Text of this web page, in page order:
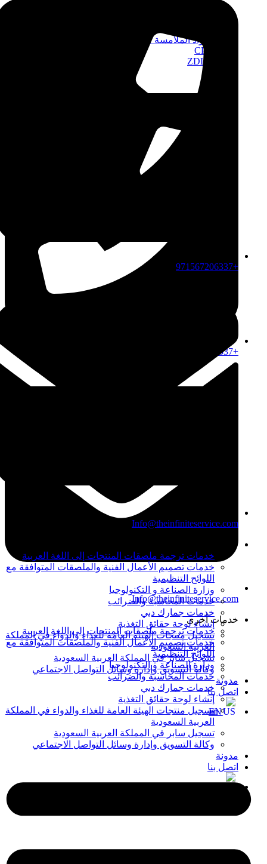
المواد الملامسة للأغذية
CPIP
ZDLM
+971567206337
Info@theinfiniteservice.com
خدمات أخرى
خدمات ترجمة ملصقات المنتجات إلى اللغة العربية
خدمات تصميم الأعمال الفنية والملصقات المتوافقة مع
اللوائح التنظيمية
وزارة الصناعة و التكنولوجيا
خدمات المحاسبة والضرائب
خدمات جمارك دبي
إنشاء لوحة حقائق التغذية
تسجيل منتجات الهيئة العامة للغذاء والدواء في المملكة
العربية السعودية
تسجيل سابر في المملكة العربية السعودية
وكالة التسويق وإدارة وسائل التواصل الاجتماعي
مدونة
اتصل بنا
+971567206337
Info@theinfiniteservice.com
خدمات أخرى
خدمات ترجمة ملصقات المنتجات إلى اللغة العربية
خدمات تصميم الأعمال الفنية والملصقات المتوافقة مع
اللوائح التنظيمية
وزارة الصناعة و التكنولوجيا
خدمات المحاسبة والضرائب
خدمات جمارك دبي
إنشاء لوحة حقائق التغذية
تسجيل منتجات الهيئة العامة للغذاء والدواء في المملكة
العربية السعودية
تسجيل سابر في المملكة العربية السعودية
وكالة التسويق وإدارة وسائل التواصل الاجتماعي
مدونة
اتصل بنا
EN